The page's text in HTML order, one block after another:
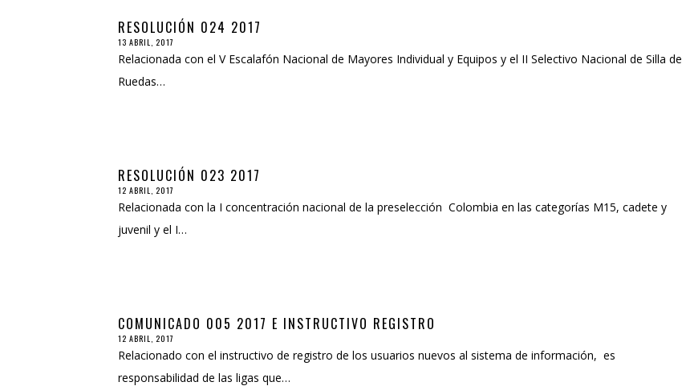
RESOLUCIÓN 024 2017
13 ABRIL, 2017
Relacionada con el V Escalafón Nacional de Mayores Individual y Equipos y el II Selectivo Nacional de Silla de
Ruedas…
RESOLUCIÓN 023 2017
12 ABRIL, 2017
Relacionada con la I concentración nacional de la preselección Colombia en las categorías M15, cadete y
juvenil y el I…
COMUNICADO 005 2017 E INSTRUCTIVO REGISTRO
12 ABRIL, 2017
Relacionado con el instructivo de registro de los usuarios nuevos al sistema de información, es
responsabilidad de las ligas que…